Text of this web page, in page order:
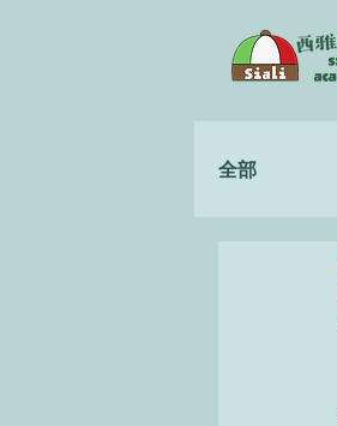
全部